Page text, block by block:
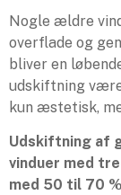
Nogle ældre
overflade og
bliver en
udskiftning
kun æstetisk,
Udskiftning af
vinduer med
med 50 til 70